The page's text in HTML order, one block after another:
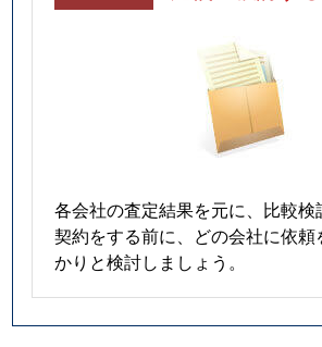
各会社の査定結果を元に、比較検
契約をする前に、どの会社に依頼
かりと検討しましょう。